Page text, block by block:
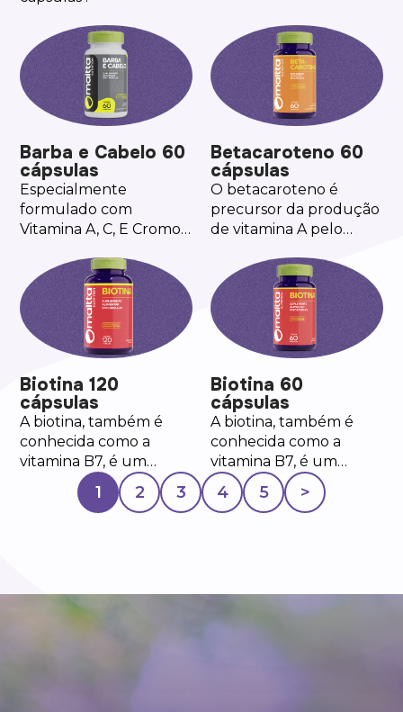
Barba e Cabelo 60
cápsulas
Especialmente
formulado com
Vitamina A, C, E Cromo,
Magnésio, Biotina e o
Zinco que contribui
para a manutenção do
cabelo.
Betacaroteno 60
cápsulas
O betacaroteno é
precursor da produção
de vitamina A pelo
Biotina 120
cápsulas
A biotina, também é
conhecida como a
vitamina B7, é um
nutriente que auxilia
na manutenção do
manutenção das
Biotina 60
cápsulas
A biotina, também é
conhecida como a
vitamina B7, é um
nutriente que auxilia
na manutenção do
manutenção das
mucosas.
1 2 3 4 5 >